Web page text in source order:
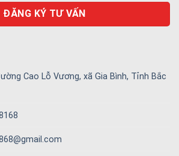
Cao Lỗ Vương, xã Gia Bình, Tỉnh Bắc